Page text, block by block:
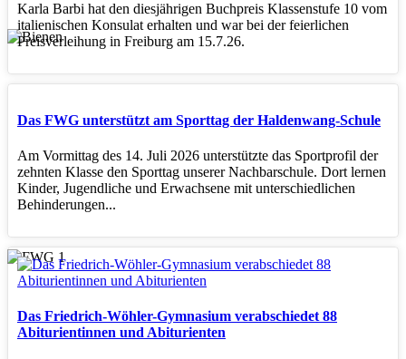
Karla Barbi hat den diesjährigen Buchpreis Klassenstufe 10 vom
italienischen Konsulat erhalten und war bei der feierlichen
Preisverleihung in Freiburg am 15.7.26.
Das FWG unterstützt am Sporttag der Haldenwang-Schule
Am Vormittag des 14. Juli 2026 unterstützte das Sportprofil der
zehnten Klasse den Sporttag unserer Nachbarschule. Dort lernen
Kinder, Jugendliche und Erwachsene mit unterschiedlichen
Behinderungen...
Das Friedrich-Wöhler-Gymnasium verabschiedet 88
Abiturientinnen und Abiturienten